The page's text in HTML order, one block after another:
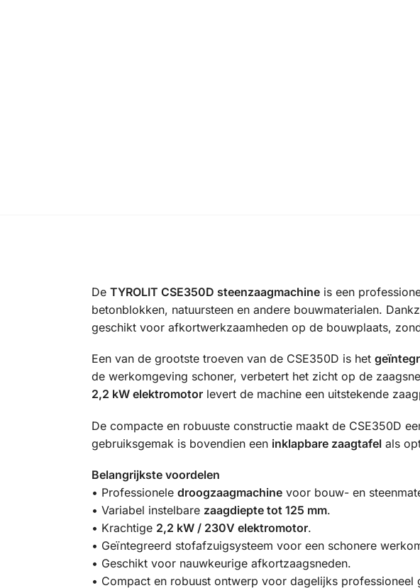
De TYROLIT CSE350D steenzaagmachineis een
betonblokken, natuursteen en andere bouwmaterialen.
geschikt voor afkortwerkzaamheden op de bouwplaats,
Een van de grootste troeven van de CSE350D is het
de werkomgeving schoner, verbetert het zicht op de
2,2 kW elektromotorlevert de machine een uitstekende
De compacte en robuuste constructie maakt de CSE350D
gebruiksgemak is bovendien een inklapbare zaagtafelals
Belangrijkste voordelen
• Professionele droogzaagmachinevoor bouw- en
• Variabel instelbare zaagdiepte tot 125 mm.
• Krachtige 2,2 kW / 230V elektromotor.
• Geïntegreerd stofafzuigsysteem voor een schonere
• Geschikt voor nauwkeurige afkortzaagsneden.
• Compact en robuust ontwerp voor dagelijks professioneel